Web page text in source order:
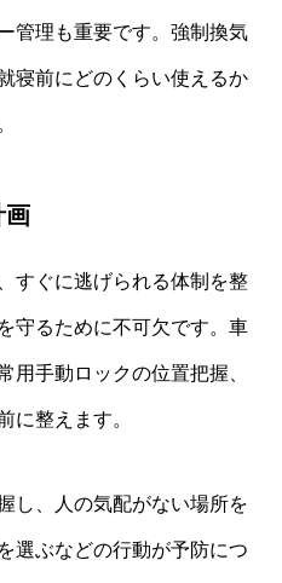
管理も重要です。強制換気
寝前にどのくらい使えるか
画
すぐに逃げられる体制を整
守るために不可欠です。車
用手動ロックの位置把握、
に整えます。
し、人の気配がない場所を
選ぶなどの行動が予防につ